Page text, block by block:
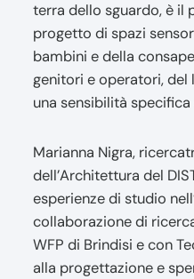
terra dello sguardo, è il
progetto di spazi
bambini e della
genitori e operatori, del
una sensibilità
Marianna Nigra,
dell’Architettura del
esperienze di studio
collaborazione di
WFP di Brindisi e con
alla progettazione e